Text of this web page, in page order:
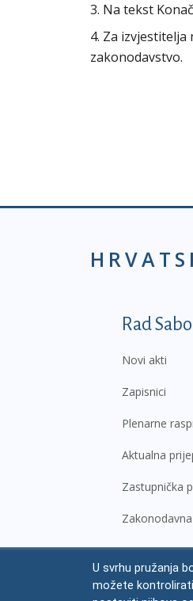
3. Na tekst
4. Za
zakonodavstvo.
Rad
Novi akti
Zapisnici
Plenarne
Aktualna
Zastupnička
© Hrvatski
U svrhu pružanja
možete